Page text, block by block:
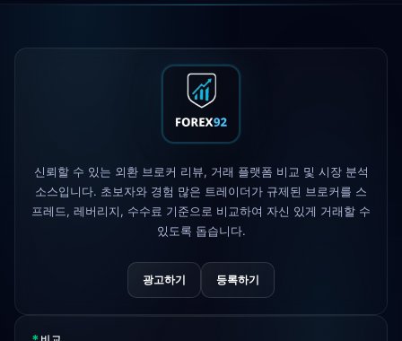
레버리지 정책 변경
FP Markets — 신규 무수수료 계좌
AvaTrade규제 라이선스 상실 3d
Tickmill출금 속도 24시간으로 단축
신뢰할 수 있는 외환 브로커 리뷰, 거래 플랫폼 비교 및 시장 분석
소스입니다. 초보자와 경험 많은 트레이더가 규제된 브로커를 스
프레드, 레버리지, 수수료 기준으로 비교하여 자신 있게 거래할 수
있도록 돕습니다.
광고하기 등록하기